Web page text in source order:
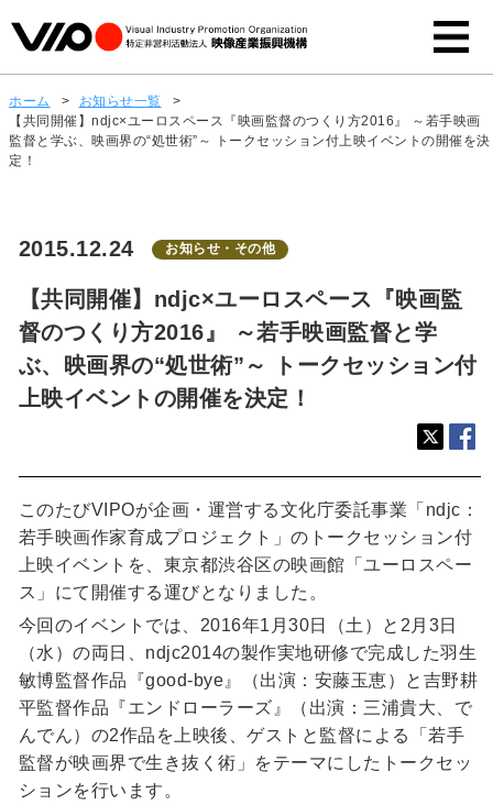
ホーム > お知らせ一覧
>
【共同開催】ndjc×ユーロスペース『映画監督のつくり方2016』 ～若手映画
監督と学ぶ、映画界の“処世術”～ トークセッション付上映イベントの開催を決
定！
2015.12.24 お知らせ・その他
【共同開催】ndjc×ユーロスペース『映画監
督のつくり方2016』 ～若手映画監督と学
ぶ、映画界の“処世術”～ トークセッション付
上映イベントの開催を決定！
このたびVIPOが企画・運営する文化庁委託事業「ndjc：
若手映画作家育成プロジェクト」のトークセッション付
上映イベントを、東京都渋谷区の映画館「ユーロスペー
ス」にて開催する運びとなりました。
今回のイベントでは、2016年1月30日（土）と2月3日
（水）の両日、ndjc2014の製作実地研修で完成した羽生
敏博監督作品『good-bye』（出演：安藤玉恵）と吉野耕
平監督作品『エンドローラーズ』（出演：三浦貴大、で
んでん）の2作品を上映後、ゲストと監督による「若手
監督が映画界で生き抜く術」をテーマにしたトークセッ
ションを行います。